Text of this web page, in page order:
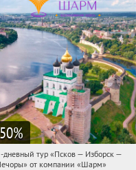
%
13:39:39 Купили:12
дневный тур «Псков — Изборск —
от компании «Шарм»